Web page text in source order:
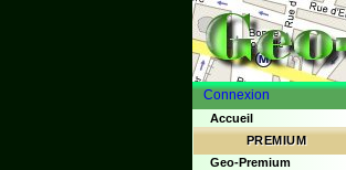
Connexion
Accueil
PREMIUM
Geo-Premium